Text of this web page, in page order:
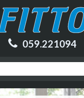
059.221094